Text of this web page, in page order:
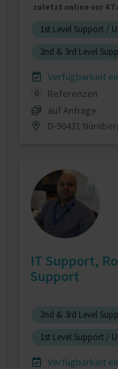
zuletzt online vor 4
1st Level Support /
2nd & 3rd Level
Verfügbarkeit
0
Referenzen
auf Anfrage
D-90431
IT Support,
Support
2nd & 3rd Level
1st Level Support /
Verfügbarkeit